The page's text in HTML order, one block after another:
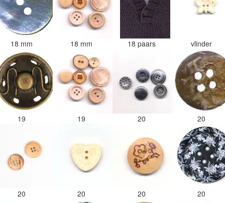
18 mm 18 mm 18 paars vlinder
19 19 20 20
20 20 20 20